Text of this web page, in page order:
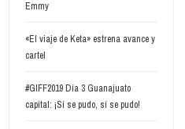
Emmy
«El viaje de Keta» estrena avance y
cartel
#GIFF2019 Día 3 Guanajuato
capital: ¡Sí se pudo, sí se pudo!